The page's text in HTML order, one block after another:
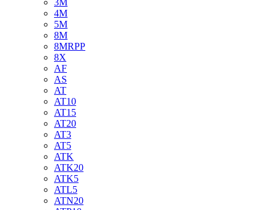
3M
4M
5M
8M
8MRPP
8X
AF
AS
AT
AT10
AT15
AT20
AT3
AT5
ATK
ATK20
ATK5
ATL5
ATN20